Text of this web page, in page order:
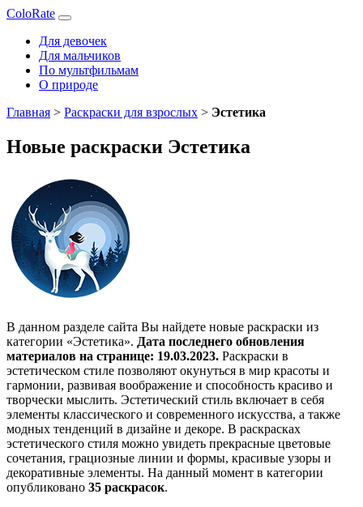
ColoRate
Для девочек
Для мальчиков
По мультфильмам
О природе
Главная > Раскраски для взрослых > Эстетика
Новые раскраски Эстетика
В данном разделе сайта Вы найдете новые раскраски из
категории «Эстетика». Дата последнего обновления
материалов на странице: 19.03.2023. Раскраски в
эстетическом стиле позволяют окунуться в мир красоты и
гармонии, развивая воображение и способность красиво и
творчески мыслить. Эстетический стиль включает в себя
элементы классического и современного искусства, а также
модных тенденций в дизайне и декоре. В раскрасках
эстетического стиля можно увидеть прекрасные цветовые
сочетания, грациозные линии и формы, красивые узоры и
декоративные элементы. На данный момент в категории
опубликовано 35 раскрасок.